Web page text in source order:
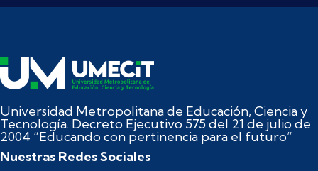
Universidad Metropolitana de Educación, Ciencia y
Tecnología. Decreto Ejecutivo 575 del 21 de julio de
2004 “Educando con pertinencia para el futuro”
Nuestras Redes Sociales